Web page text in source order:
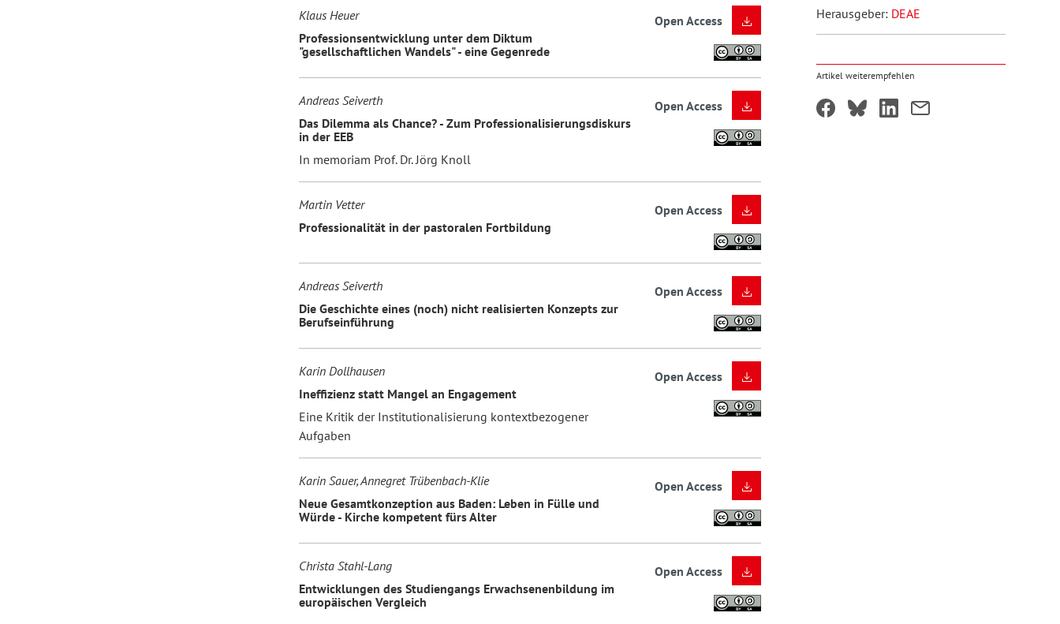
Klaus Heuer
Professionsentwicklung unter dem Diktum
"gesellschaftlichen Wandels" - eine Gegenrede
Open Access
Andreas Seiverth
Das Dilemma als Chance? - Zum Professionalisierungsdiskurs
in der EEB
In memoriam Prof. Dr. Jörg Knoll
Open Access
Martin Vetter
Professionalität in der pastoralen Fortbildung
Open Access
Andreas Seiverth
Die Geschichte eines (noch) nicht realisierten Konzepts zur
Berufseinführung
Open Access
Karin Dollhausen
Ineffizienz statt Mangel an Engagement
Eine Kritik der Institutionalisierung kontextbezogener
Aufgaben
Open Access
Karin Sauer, Annegret Trübenbach-Klie
Neue Gesamtkonzeption aus Baden: Leben in Fülle und
Würde - Kirche kompetent fürs Alter
Open Access
Christa Stahl-Lang
Entwicklungen des Studiengangs Erwachsenenbildung im
europäischen Vergleich
Open Access
Herausgeber: DEAE
Artikel weiterempfehlen